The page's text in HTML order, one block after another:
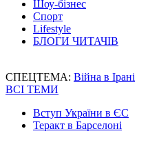
Шоу-бізнес
Спорт
Lifestyle
БЛОГИ ЧИТАЧІВ
СПЕЦТЕМА: Війна в Ірані
ВСІ ТЕМИ
Вступ України в ЄС
Теракт в Барселоні